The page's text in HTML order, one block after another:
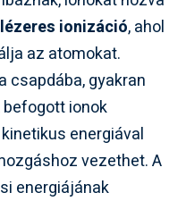
lézeres ionizáció, ahol
az atomokat.
csapdába, gyakran
ionok
energiával
vezethet. A
energiájának